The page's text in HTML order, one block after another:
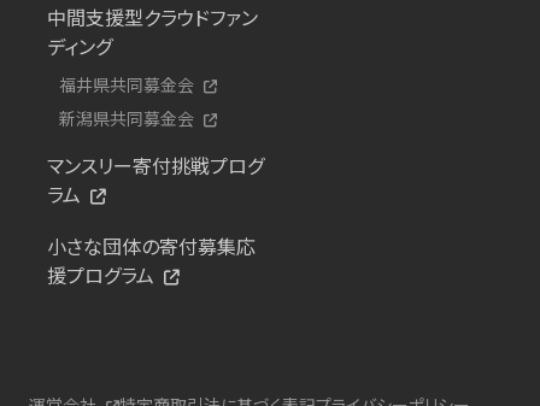
中間支援型クラウドファン
ディング
福井県共同募金会
新潟県共同募金会
マンスリー寄付挑戦プログ
ラム
小さな団体の寄付募集応
援プログラム